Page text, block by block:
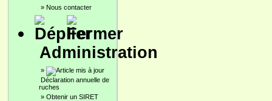
» Nous contacter
Administration
»
Déclaration annuelle de
ruches
» Obtenir un SIRET